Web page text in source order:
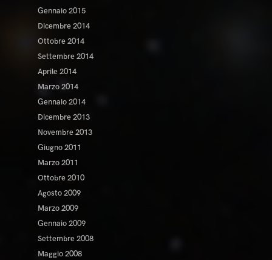
Gennaio 2015
Dicembre 2014
Ottobre 2014
Settembre 2014
Aprile 2014
Marzo 2014
Gennaio 2014
Dicembre 2013
Novembre 2013
Giugno 2011
Marzo 2011
Ottobre 2010
Agosto 2009
Marzo 2009
Gennaio 2009
Settembre 2008
Maggio 2008